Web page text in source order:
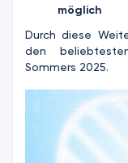
möglich
Durch diese
den
Sommers 2025.